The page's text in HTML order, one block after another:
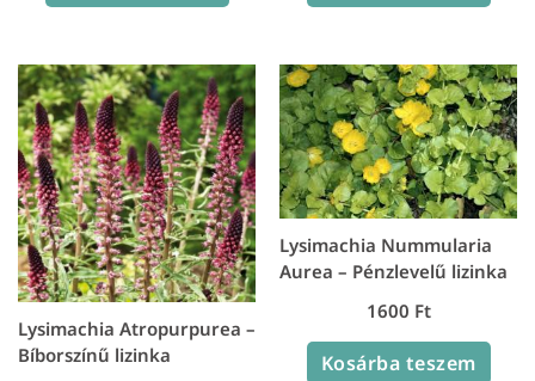
Lysimachia Atropurpurea –
Bíborszínű lizinka
Lysimachia Nummularia
Aurea – Pénzlevelű lizinka
1600 Ft
Kosárba teszem